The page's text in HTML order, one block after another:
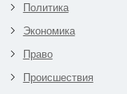
Политика
Экономика
Право
Происшествия